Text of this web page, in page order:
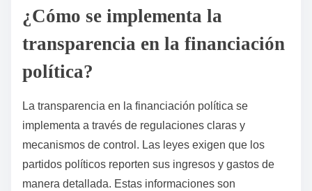
¿Cómo se implementa la
transparencia en la financiación
política?
La transparencia en la financiación política se
implementa a través de regulaciones claras y
mecanismos de control. Las leyes exigen que los
partidos políticos reporten sus ingresos y gastos de
manera detallada. Estas informaciones son